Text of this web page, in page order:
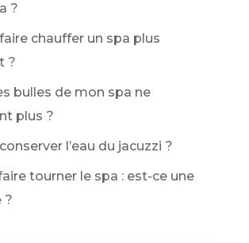
?
chauffer un spa plus
?
bulles de mon spa ne
plus ?
l’eau du jacuzzi ?
tourner le spa : est-ce une
?